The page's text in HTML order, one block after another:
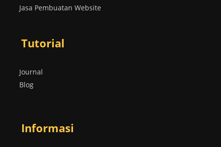
Jasa Pembuatan Website
Tutorial
Journal
Blog
Informasi